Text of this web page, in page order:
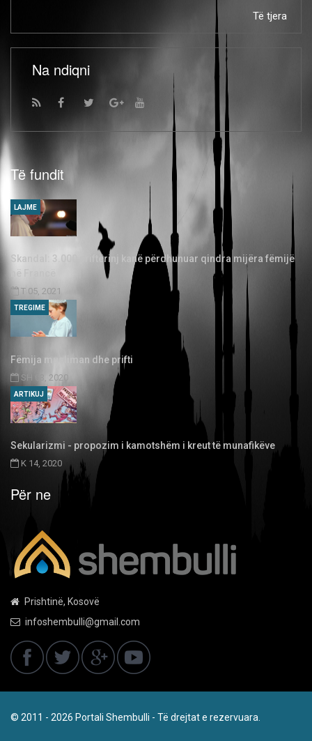
Të tjera
Na ndiqni
Të fundit
Skandal: 3.000 priftërinj kanë përdhunuar qindra mijëra fëmijë
T 05, 2021
LAJME
Fëmija musliman dhe prifti
SH 03, 2020
TREGIME
Sekularizmi - propozim i kamotshëm i kreut të munafikëve
K 14, 2020
ARTIKUJ
Për ne
Prishtinë, Kosovë
infoshembulli@gmail.com
© 2011 - 2026 Portali Shembulli - Të drejtat e rezervuara.